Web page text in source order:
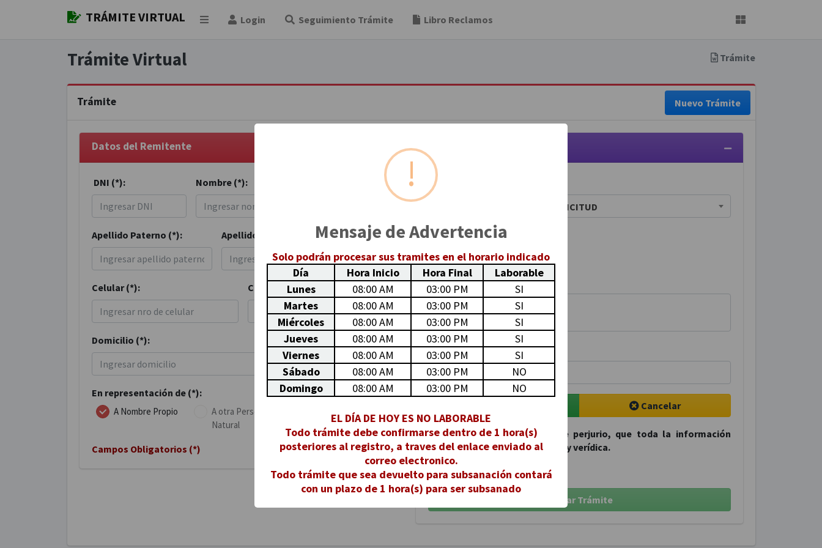
TRÁMITE VIRTUAL Login Seguimiento Trámite Libro Reclamos
Trámite Virtual Trámite
Trámite Nuevo Trámite
Datos del Remitente
DNI (*): Nombre (*):
Apellido Paterno (*): Apellido Materno (*):
Celular (*): Correo Electrónico (*):
Domicilio (*):
En representación de (*):
A Nombre Propio
A otra Persona
Natural
Persona Jurídica
Campos Obligatorios (*)
Tipo de documento (*):
SOLICITUD
REQUISITOS:
-DOCUMENTO
Asunto del Trámite (*):
Nº Folios:
Cancelar
Declaro bajo penalidad de perjurio, que toda la información
proporcionada es correcta y verídica.
Campos Obligatorios (*)
Enviar Trámite
Mensaje de Advertencia
Solo podrán procesar sus tramites en el horario indicado
Día
Hora Inicio Hora Final
Laborable
Lunes
08:00 AM 03:00 PM
SI
Martes
08:00 AM 03:00 PM
SI
Miércoles
08:00 AM 03:00 PM
SI
Jueves
08:00 AM 03:00 PM
SI
Viernes
08:00 AM 03:00 PM
SI
Sábado
08:00 AM 03:00 PM
NO
Domingo
08:00 AM 03:00 PM NO
EL DÍA DE HOY ES NO LABORABLE
Todo trámite debe confirmarse dentro de 1 hora(s)
posteriores al registro, a traves del enlace enviado al
correo electronico.
Todo trámite que sea devuelto para subsanación contará
con un plazo de 1 hora(s) para ser subsanado